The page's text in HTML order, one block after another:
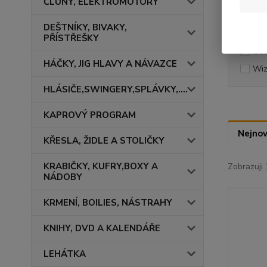
DEŠTNÍKY, BIVAKY,
PŘÍSTŘEŠKY
HÁČKY, JIG HLAVY A NÁVAZCE
HLÁSIČE,SWINGERY,SPLÁVKY,....
KAPROVÝ PROGRAM
KŘESLA, ŽIDLE A STOLIČKY
KRABIČKY, KUFRY,BOXY A
NÁDOBY
KRMENÍ, BOILIES, NÁSTRAHY
KNIHY, DVD A KALENDÁŘE
LEHÁTKA
Zobrazuji